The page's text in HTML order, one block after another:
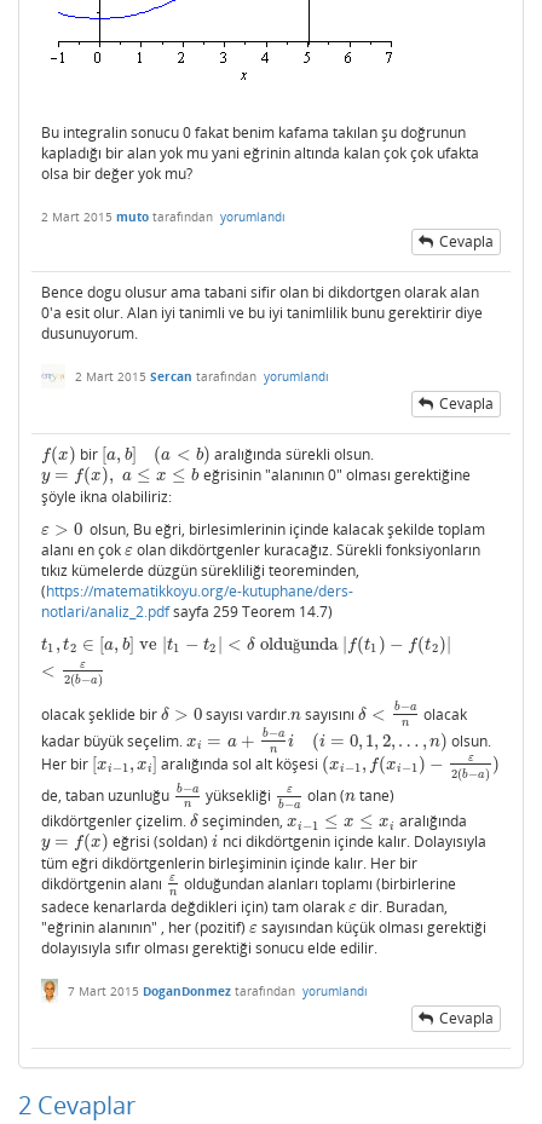
Bu integralin sonucu 0 fakat benim kafama takılan şu doğrunun
kapladığı bir alan yok mu yani eğrinin altında kalan çok çok ufakta
olsa bir değer yok mu?
2 Mart 2015 muto tarafından yorumlandı
Cevapla
Bence dogu olusur ama tabani sifir olan bi dikdortgen olarak alan
0'a esit olur. Alan iyi tanimli ve bu iyi tanimlilik bunu gerektirir diye
dusunuyorum.
2 Mart 2015 Sercan tarafından yorumlandı
Cevapla
f(x)
f(x) bir [a, b] (a < b)
[a,b]( b) aralığında sürekli olsun.
y = f(x), a ≤ x ≤ b
y=f(x ),a≤x≤ b
eğrisinin "alanının 0" olması gerektiğine
şöyle ikna olabiliriz:
ε > 0
ε>0
olsun, Bu eğri, birlesimlerinin içinde kalacak şekilde toplam
alanı en çok ε
ε olan dikdörtgenler kuracağız. Sürekli fonksiyonların
tıkız kümelerde düzgün sürekliliği teoreminden,
(https://matematikkoyu.org/e-kutuphane/ders-
notlari/analiz_2.pdfsayfa 259 Teorem 14.7)
t1 , t2 ∈ [a, b] ve t1 − t2 < δ olduğunda f(t1 ) − f(t2)
<
ε
2(b−a)
t1 ,t2∈ [a b]ve |t1 t2 |<δolduğunda|f(t1)−f( 2)|<ε2 (b a)
olacak şeklide bir δ > 0
δ >0 sayısı vardır.n
nsayısını δ < b−a
n
δ<b− an
olacak
kadar büyük seçelim. xi = a + b−a
n
i (i = 0, 1, 2, … , n)
xi= a+ b− an (i=0,1 …, n)
olsun.
Her bir [xi −1 , xi]
xi−1,xi] aralığında sol alt köşesi (xi −1 , f(xi −1) − ε
2(b−a) )
(xi−1,f( xi−1)−ε2 b− a))
de, taban uzunluğu b−a
n
b−anyüksekliği
ε
b−a
εb−aolan (n
n tane)
dikdörtgenler çizelim. δ
δseçiminden,xi −1 ≤ x ≤ xi
xi−1≤ x≤ xi aralığında
y = f(x)
y=f(x ) eğrisi (soldan)i
i nci dikdörtgenin içinde kalır. Dolayısıyla
tüm eğri dikdörtgenlerin birleşiminin içinde kalır. Her bir
dikdörtgenin alanı
ε
n
εn olduğundan alanları toplamı (birbirlerine
sadece kenarlarda değdikleri için) tam olarak ε
ε dir. Buradan,
"eğrinin alanının" , her (pozitif) ε
ε sayısından küçük olması gerektiği
dolayısıyla sıfır olması gerektiği sonucu elde edilir.
7 Mart 2015 DoganDonmez tarafından yorumlandı
Cevapla
2 Cevaplar